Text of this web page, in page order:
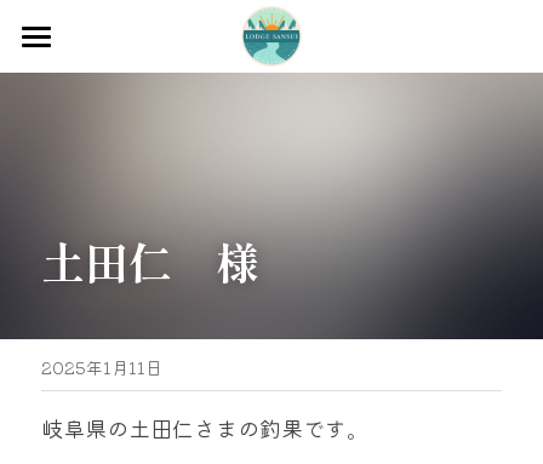
ホーム
牡蠣販売
グッズ販売
駐車場
土田仁　様
2025年1月11日
岐阜県の土田仁さまの釣果です。